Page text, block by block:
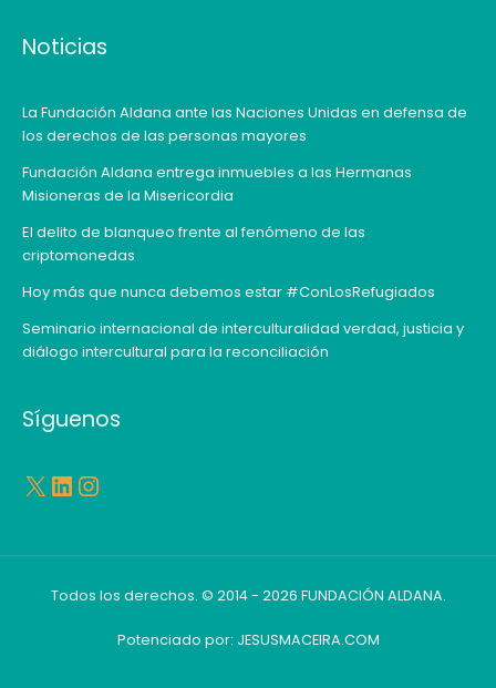
Noticias
La Fundación Aldana ante las Naciones Unidas en defensa de
los derechos de las personas mayores
Fundación Aldana entrega inmuebles a las Hermanas
Misioneras de la Misericordia
El delito de blanqueo frente al fenómeno de las
criptomonedas
Hoy más que nunca debemos estar #ConLosRefugiados
Seminario internacional de interculturalidad verdad, justicia y
diálogo intercultural para la reconciliación
Síguenos
X LinkedIn
Instagram
Todos los derechos. © 2014 - 2026 FUNDACIÓN ALDANA.
Potenciado por: JESUSMACEIRA.COM